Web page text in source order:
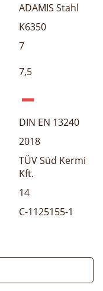
ADAMIS Stahl
K6350
7
7,5
DIN EN 13240
2018
TÜV Süd Kermi
Kft.
14
C-1125155-1